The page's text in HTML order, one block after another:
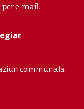
e-mail.
communala